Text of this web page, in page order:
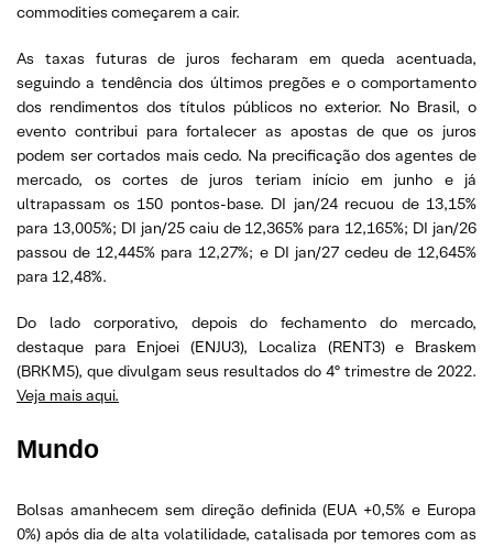
commodities começarem a cair.
As taxas futuras de juros fecharam em queda acentuada,
seguindo a tendência dos últimos pregões e o comportamento
dos rendimentos dos títulos públicos no exterior. No Brasil, o
evento contribui para fortalecer as apostas de que os juros
podem ser cortados mais cedo. Na precificação dos agentes de
mercado, os cortes de juros teriam início em junho e já
ultrapassam os 150 pontos-base. DI jan/24 recuou de 13,15%
para 13,005%; DI jan/25 caiu de 12,365% para 12,165%; DI jan/26
passou de 12,445% para 12,27%; e DI jan/27 cedeu de 12,645%
para 12,48%.
Do lado corporativo, depois do fechamento do mercado,
destaque para Enjoei (ENJU3), Localiza (RENT3) e Braskem
(BRKM5), que divulgam seus resultados do 4º trimestre de 2022.
Veja mais aqui.
Mundo
Bolsas amanhecem sem direção definida (EUA +0,5% e Europa
0%) após dia de alta volatilidade, catalisada por temores com as